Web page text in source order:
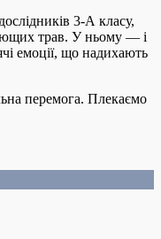
3-А класу,
трав. У ньому — і
емоції, що надихають
перемога. Плекаємо